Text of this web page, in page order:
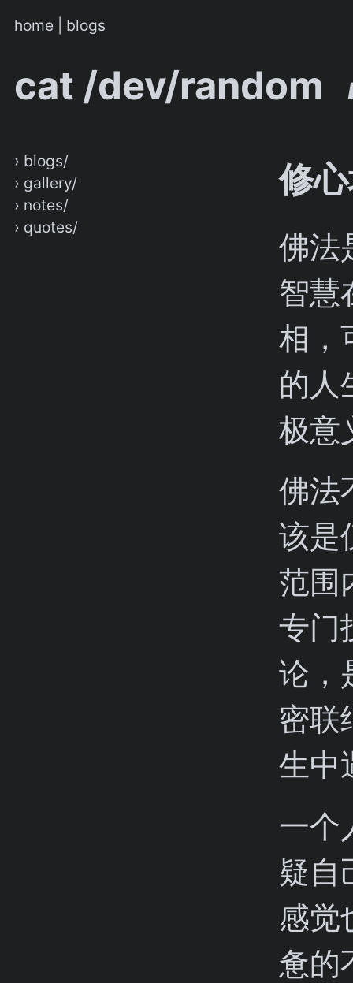
home blogs
cat /dev/random
› blogs/
› gallery/
› notes/
› quotes/
修
佛法
智慧
相，
的人
极意
佛法
该是
范围
专门
论，
密联
生中
一个
疑自
感觉
惫的